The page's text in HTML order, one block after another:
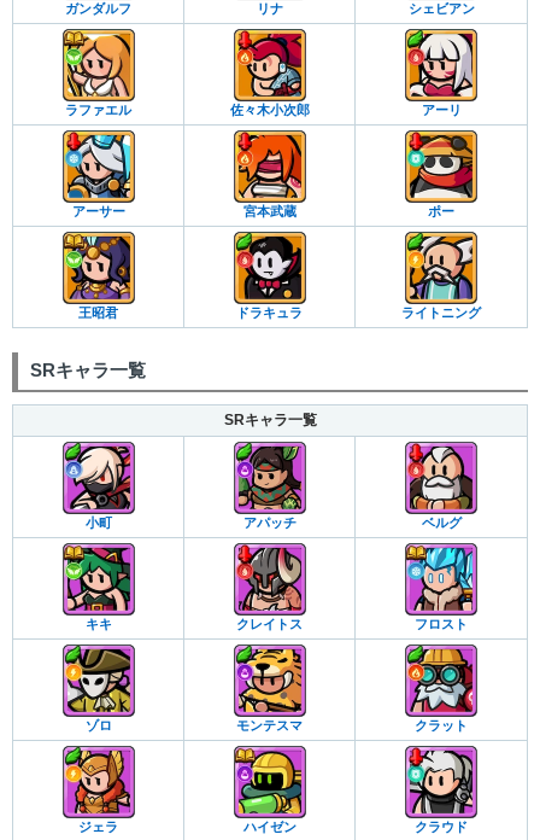
ガンダルフ リナ シェビアン
ラファエル 佐々木小次郎 アーリ
アーサー 宮本武蔵 ポー
王昭君 ドラキュラ ライトニング
SRキャラ一覧
SRキャラ一覧
小町 アパッチ ベルグ
キキ クレイトス フロスト
ゾロ モンテスマ クラット
ジェラ ハイゼン クラウド